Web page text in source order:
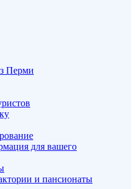
Перми
для вашего
и пансионаты